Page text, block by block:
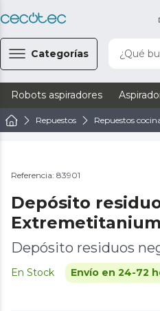
Categorías ¿Qué
Robots aspiradores
Repuestos Repuestos
Referencia: 83901
Depósito
Extremetitanium
Depósito residuos
En Stock Envío en 24-72